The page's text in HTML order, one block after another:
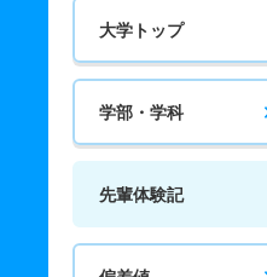
大学トップ
学部・学科
先輩体験記